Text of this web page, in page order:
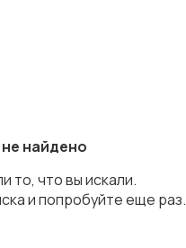
найдено
то, что вы искали.
и попробуйте еще раз.